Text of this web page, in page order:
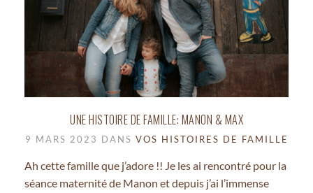
UNE HISTOIRE DE FAMILLE: MANON & MAX
9 MARS 2023 DANS VOS HISTOIRES DE FAMILLE
Ah cette famille que j’adore !! Je les ai rencontré pour la
séance maternité de Manon et depuis j’ai l’immense